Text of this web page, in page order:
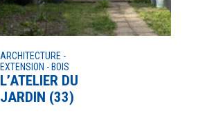
ARCHITECTURE -
EXTENSION - BOIS
L’ATELIER DU
JARDIN (33)